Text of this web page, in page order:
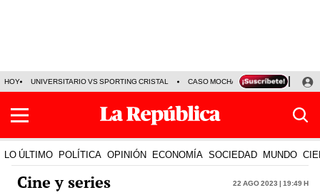
HOY UNIVERSITARIO VS SPORTING CRISTAL CASO MOCHASUELDOS
LO ÚLTIMO POLÍTICA OPINIÓN ECONOMÍA SOCIEDAD MUNDO
Cine y series 22 Ago 2023 | 19:49 h